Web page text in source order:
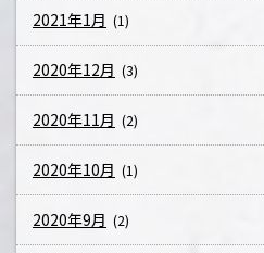
2021年1月 (1)
2020年12月 (3)
2020年11月 (2)
2020年10月 (1)
2020年9月 (2)